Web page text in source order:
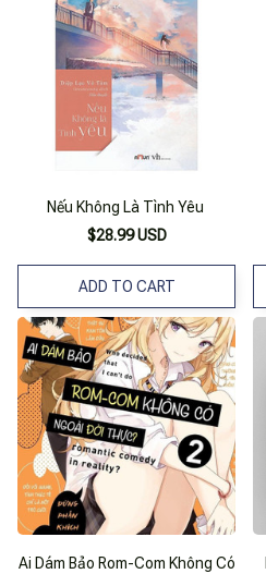
Nếu Không Là Tình Yêu
$28.99 USD
ADD TO CART
Ai Dám Bảo Rom-Com Không Có